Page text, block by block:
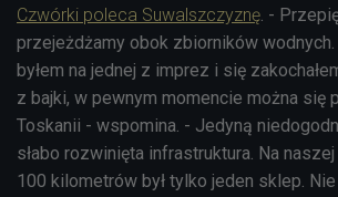
Czwórki poleca Suwalszczyznę. -
przejeżdżamy obok zbiorników
byłem na jednej z imprez i się
z bajki, w pewnym momencie można się
Toskanii - wspomina. - Jedyną
słabo rozwinięta infrastruktura. Na
100 kilometrów był tylko jeden sklep.